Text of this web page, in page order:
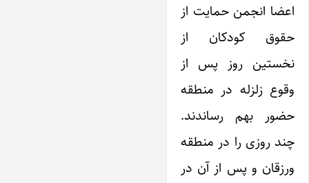
اعضا انجمن حمایت از
حقوق کودکان از
نخستین روز پس از
وقوع زلزله در منطقه
حضور بهم رساندند.
چند روزی را در منطقه
ورزقان و پس از آن در